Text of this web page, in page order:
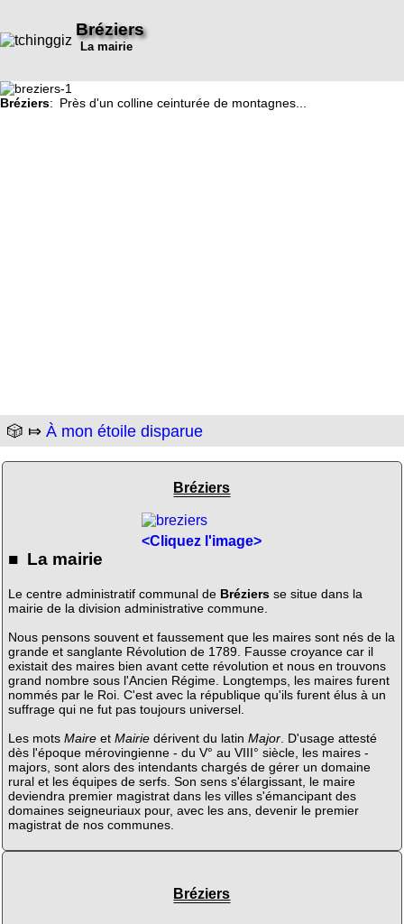
Bréziers
La mairie
Bréziers: Près d'un colline ceinturée de montagnes...
🎲 ⤇ À mon étoile disparue
Bréziers
<Cliquez l'image>
■ La mairie
Le centre administratif communal de Bréziersse situe dans la
mairie de la division administrative commune.
Nous pensons souvent et faussement que les maires sont nés de la
grande et sanglante Révolution de 1789. Fausse croyance car il
existait des maires bien avant cette révolution et nous en trouvons
grand nombre sous l'Ancien Régime. Longtemps, les maires furent
nommés par le Roi. C'est avec la république qu'ils furent élus à un
suffrage qui ne fut pas toujours universel.
Les mots Maireet Mairiedérivent du latin Major. D'usage attesté
dès l'époque mérovingienne - du V° au VIII° siècle, les maires -
majors, sont alors des intendants chargés de gérer un domaine
rural et les équipes de serfs. Son sens s'élargissant, le maire
deviendra premier magistrat dans les villes s'émancipant des
domaines seigneuriaux pour, avec les ans, devenir le premier
magistrat de nos communes.
Bréziers